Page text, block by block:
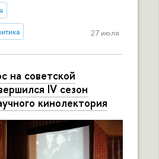
27 июля
на советской
IV сезон
кинолектория